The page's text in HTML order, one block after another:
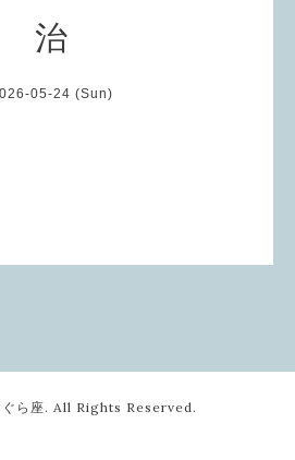
治
05-24 (Sun)
ら座. All Rights Reserved.